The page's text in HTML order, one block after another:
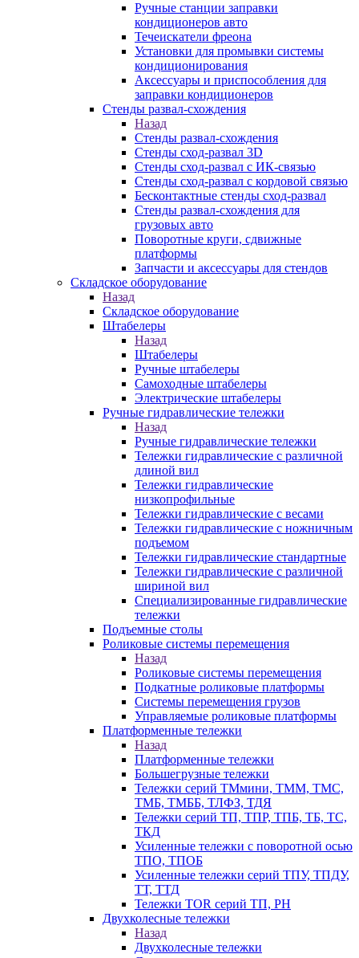
Ручные станции заправки
кондиционеров авто
Течеискатели фреона
Установки для промывки системы
кондиционирования
Аксессуары и приспособления для
заправки кондиционеров
Стенды развал-схождения
Назад
Стенды развал-схождения
Стенды сход-развал 3D
Стенды сход-развал с ИК-связью
Стенды сход-развал с кордовой связью
Бесконтактные стенды сход-развал
Стенды развал-схождения для
грузовых авто
Поворотные круги, сдвижные
платформы
Запчасти и аксессуары для стендов
Складское оборудование
Назад
Складское оборудование
Штабелеры
Назад
Штабелеры
Ручные штабелеры
Самоходные штабелеры
Электрические штабелеры
Ручные гидравлические тележки
Назад
Ручные гидравлические тележки
Тележки гидравлические с различной
длиной вил
Тележки гидравлические
низкопрофильные
Тележки гидравлические с весами
Тележки гидравлические с ножничным
подъемом
Тележки гидравлические стандартные
Тележки гидравлические с различной
шириной вил
Специализированные гидравлические
тележки
Подъемные столы
Роликовые системы перемещения
Назад
Роликовые системы перемещения
Подкатные роликовые платформы
Системы перемещения грузов
Управляемые роликовые платформы
Платформенные тележки
Назад
Платформенные тележки
Большегрузные тележки
Тележки серий ТМмини, ТММ, ТМС,
ТМБ, ТМББ, ТЛФЗ, ТДЯ
Тележки серий ТП, ТПР, ТПБ, ТБ, ТС,
ТКД
Усиленные тележки с поворотной осью
ТПО, ТПОБ
Усиленные тележки серий ТПУ, ТПДУ,
ТТ, ТТД
Тележки TOR серий ТП, PH
Двухколесные тележки
Назад
Двухколесные тележки